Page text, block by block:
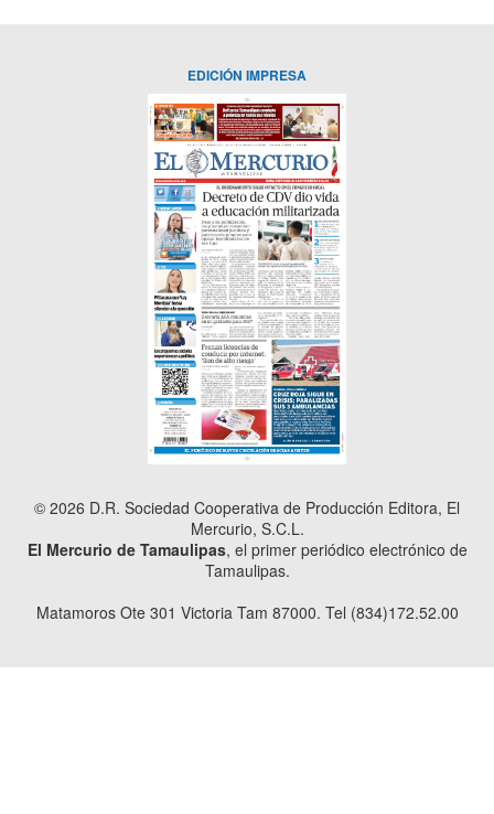
EDICIÓN IMPRESA
© 2026 D.R. Sociedad Cooperativa de Producción Editora, El
Mercurio, S.C.L.
El Mercurio de Tamaulipas, el primer periódico electrónico de
Tamaulipas.
Matamoros Ote 301 Victoria Tam 87000. Tel (834)172.52.00